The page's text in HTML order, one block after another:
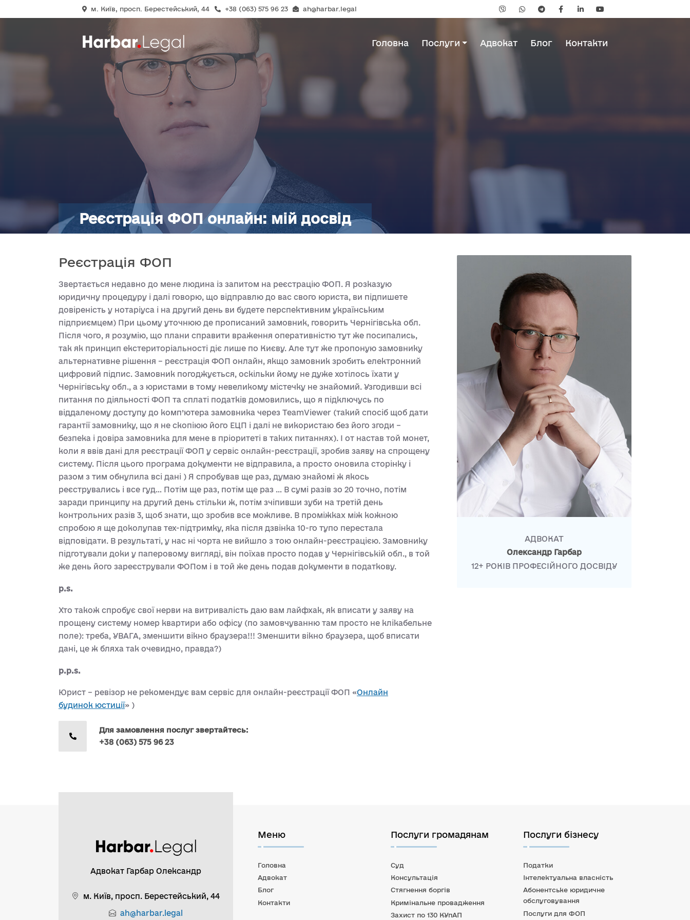
м. Київ, просп. Берестейський, 44 +38 (063) 575 96 23 ah@harbar.legal
Головна Послуги Адвокат Блог Контакти
Реєстрація ФОП онлайн: мій досвід
Реєстрація ФОП
Звертається недавно до мене людина із запитом на реєстрацію ФОП. Я розказую
юридичну процедуру і далі говорю, що відправлю до вас свого юриста, ви підпишете
довіреність у нотаріуса і на другий день ви будете перспективним українським
підприємцем) При цьому уточнюю де прописаний замовник, говорить Чернігівська обл.
Після чого, я розумію, що плани справити враження оперативністю тут же посипались,
так як принцип екстериторіальності діє лише по Києву. Але тут же пропоную замовнику
альтернативне рішення – реєстрація ФОП онлайн, якщо замовник зробить електронний
цифровий підпис. Замовник погоджується, оскільки йому не дуже хотілось їхати у
Чернігівську обл., а з юристами в тому невеликому містечку не знайомий. Узгодивши всі
питання по діяльності ФОП та сплаті податків домовились, що я підключусь по
віддаленому доступу до комп’ютера замовника через TeamViewer (такий спосіб щоб дати
гарантії замовнику, що я не скопіюю його ЕЦП і далі не використаю без його згоди –
безпека і довіра замовника для мене в пріоритеті в таких питаннях). І от настав той монет,
коли я ввів дані для реєстрації ФОП у сервіс онлайн-реєстрації, зробив заяву на спрощену
систему. Після цього програма документи не відправила, а просто оновила сторінку і
разом з тим обнулила всі дані ) Я спробував ще раз, думаю знайомі ж якось
реєструвались і все гуд… Потім ще раз, потім ще раз … В сумі разів зо 20 точно, потім
заради принципу на другий день стільки ж, потім зчіпивши зуби на третій день
контрольних разів 3, щоб знати, що зробив все можливе. В проміжках між кожною
спробою я ще доколупав тех-підтримку, яка після дзвінка 10-го тупо перестала
відповідати. В результаті, у нас ні чорта не вийшло з тою онлайн-реєстрацією. Замовнику
підготували доки у паперовому вигляді, він поїхав просто подав у Чернігівській обл., в той
же день його зареєстрували ФОПом і в той же день подав документи в податкову.
p.s.
Хто також спробує свої нерви на витривалість даю вам лайфхак, як вписати у заяву на
прощену систему номер квартири або офісу (по замовчуванню там просто не клікабельне
поле): треба, УВАГА, зменшити вікно браузера!!! Зменшити вікно браузера, щоб вписати
дані, це ж бляха так очевидно, правда?)
p.p.s.
Юрист – ревізор не рекомендує вам сервіс для онлайн-реєстрації ФОП «Онлайн
будинок юстиції» )
Для замовлення послуг звертайтесь:
+38 (063) 575 96 23
АДВОКАТ
Олександр Гарбар
12+ РОКІВ ПРОФЕСІЙНОГО ДОСВІДУ
Адвокат Гарбар Олександр
м. Київ, просп. Берестейський, 44
ah@harbar.legal
Меню
Головна
Адвокат
Блог
Контакти
Послуги громадянам
Суд
Консультація
Стягнення боргів
Кримінальне провадження
Захист по 130 КУпАП
Послуги бізнесу
Податки
Інтелектуальна власність
Абонентське юридичне
обслуговування
Послуги для ФОП